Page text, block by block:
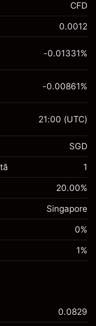
disponibilă
CFD
0.0012
SGD 1,000.00
-0.013311%
(-SGD 0.67)
efect de levier
-0.01331%
SGD 1,000.00
-0.008607%
(-SGD 0.43)
efect de levier
-0.00861%
21:00 (UTC)
SGD
1
20.00%
Singapore
0%
1%
0.0829